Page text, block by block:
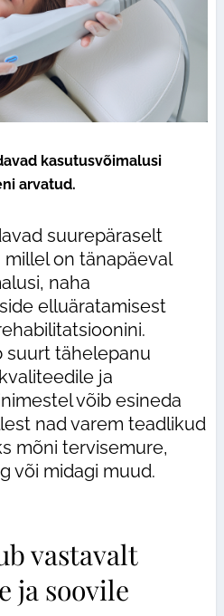
kasutusvõimalusi
arvatud.
suurepäraselt
on tänapäeval
naha
elluäratamisest
suurt tähelepanu
ja
võib esineda
nad varem teadlikud
mõni tervisemure,
või midagi muud.
vastavalt
ja soovile